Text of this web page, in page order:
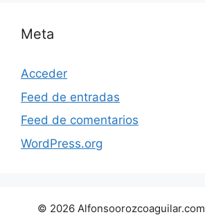
Meta
Acceder
Feed de entradas
Feed de comentarios
WordPress.org
© 2026 Alfonsoorozcoaguilar.com